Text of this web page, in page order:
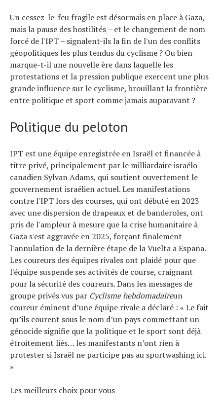
Un cessez-le-feu fragile est désormais en place à Gaza,
mais la pause des hostilités – et le changement de nom
forcé de l'IPT – signalent-ils la fin de l'un des conflits
géopolitiques les plus tendus du cyclisme ? Ou bien
marque-t-il une nouvelle ère dans laquelle les
protestations et la pression publique exercent une plus
grande influence sur le cyclisme, brouillant la frontière
entre politique et sport comme jamais auparavant ?
Politique du peloton
IPT est une équipe enregistrée en Israël et financée à
titre privé, principalement par le milliardaire israélo-
canadien Sylvan Adams, qui soutient ouvertement le
gouvernement israélien actuel. Les manifestations
contre l'IPT lors des courses, qui ont débuté en 2023
avec une dispersion de drapeaux et de banderoles, ont
pris de l'ampleur à mesure que la crise humanitaire à
Gaza s'est aggravée en 2025, forçant finalement
l'annulation de la dernière étape de la Vuelta a España.
Les coureurs des équipes rivales ont plaidé pour que
l'équipe suspende ses activités de course, craignant
pour la sécurité des coureurs. Dans les messages de
groupe privés vus par Cyclisme hebdomadaireun
coureur éminent d’une équipe rivale a déclaré : « Le fait
qu’ils courent sous le nom d’un pays commettant un
génocide signifie que la politique et le sport sont déjà
étroitement liés… les manifestants n’ont rien à
protester si Israël ne participe pas au sportwashing ici.
»
Les meilleurs choix pour vous